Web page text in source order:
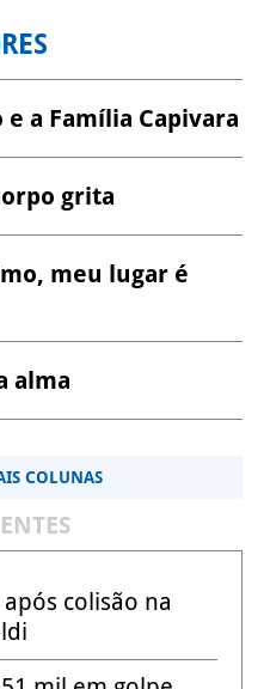
e a Família Capivara
grita
meu lugar é
alma
COLUNAS
colisão na